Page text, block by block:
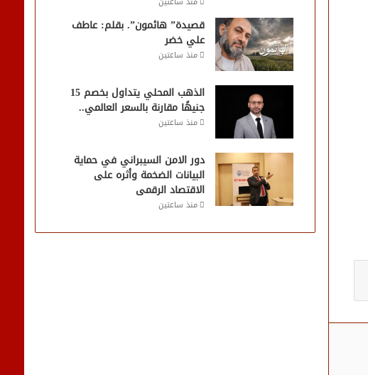
قصيدة” هائمون”. بقلم: عاطف
علي خضر
منذ ساعتين
الذهب المحلي يتداول بخصم 15
جنيهًا مقارنة بالسعر العالمي..
منذ ساعتين
دور الامن السيبراني في حماية
البيانات الضخمة وأثره على
الاقتصاد الرقمى
منذ ساعتين